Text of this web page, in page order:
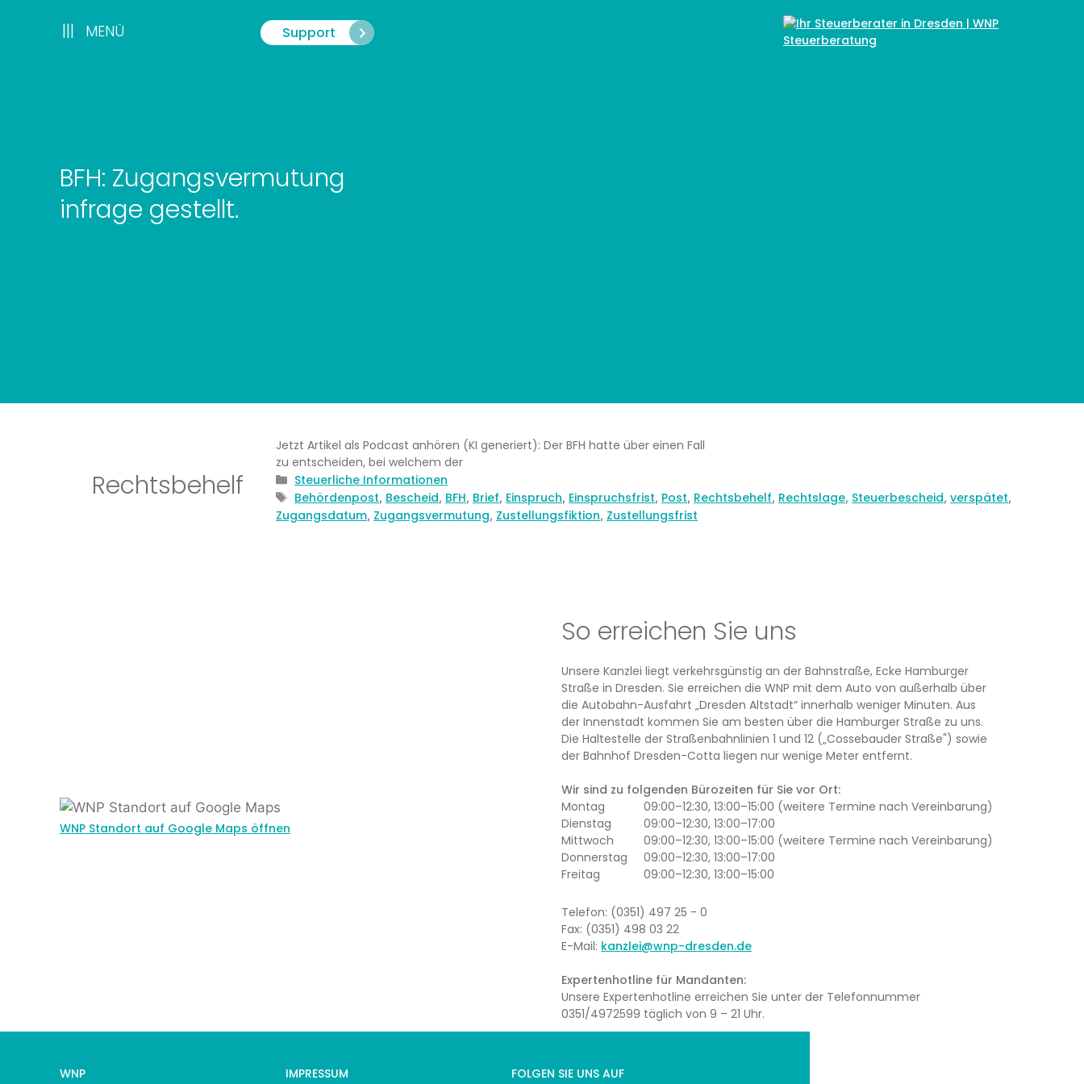
Support
||| MENÜ
|||
BFH: Zugangsvermutung
infrage gestellt.
Rechtsbehelf
Jetzt Artikel als Podcast anhören (KI generiert): Der BFH hatte über einen Fall
zu entscheiden, bei welchem der
Kategorien
Steuerliche Informationen
Schlagwörter
Behördenpost, Bescheid, BFH, Brief, Einspruch, Einspruchsfrist, Post, Rechtsbehelf, Rechtslage, Steuerbescheid,verspätet,
Zugangsdatum, Zugangsvermutung, Zustellungsfiktion, Zustellungsfrist
WNP Standort auf Google Maps öffnen
So erreichen Sie uns
Unsere Kanzlei liegt verkehrsgünstig an der Bahnstraße, Ecke Hamburger
Straße in Dresden. Sie erreichen die WNP mit dem Auto von außerhalb über
die Autobahn-Ausfahrt „Dresden Altstadt“ innerhalb weniger Minuten. Aus
der Innenstadt kommen Sie am besten über die Hamburger Straße zu uns.
Die Haltestelle der Straßenbahnlinien 1 und 12 („Cossebauder Straße") sowie
der Bahnhof Dresden-Cotta liegen nur wenige Meter entfernt.
Wir sind zu folgenden Bürozeiten für Sie vor Ort:
Montag
09:00–12:30, 13:00–15:00 (weitere Termine nach Vereinbarung)
Dienstag
09:00–12:30, 13:00–17:00
Mittwoch
09:00–12:30, 13:00–15:00 (weitere Termine nach Vereinbarung)
Donnerstag
09:00–12:30, 13:00–17:00
Freitag
09:00–12:30, 13:00–15:00
Telefon: (0351) 497 25 - 0
Fax: (0351) 498 03 22
E-Mail: kanzlei@wnp-dresden.de
Expertenhotline für Mandanten:
Unsere Expertenhotline erreichen Sie unter der Telefonnummer
0351/4972599 täglich von 9 – 21 Uhr.
WNP
IMPRESSUM FOLGEN SIE UNS AUF